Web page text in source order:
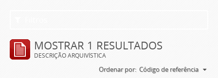
MOSTRAR 1 RESULTADOS
DESCRIÇÃO ARQUIVÍSTICA
Ordenar por: Código de referência